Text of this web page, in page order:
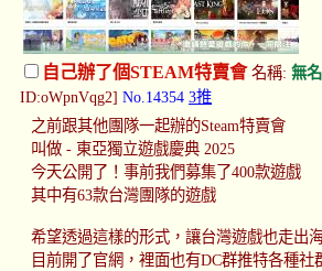
自己辦了個STEAM特賣會名稱: 無
ID:oWpnVqg2] No.14354 3推
之前跟其他團隊一起辦的Steam特賣會
叫做 - 東亞獨立遊戲慶典 2025
今天公開了！事前我們募集了400款遊戲
其中有63款台灣團隊的遊戲
希望透過這樣的形式，讓台灣遊戲也走出
目前開了官網，裡面也有DC群推特各種社